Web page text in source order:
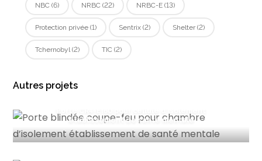
NBC(6) NRBC(22) NRBC-E(13)
Protection privée(1) Sentrix(2) Shelter(2)
Tchernobyl(2) TIC(2)
Autres projets
établissement de santé mentale